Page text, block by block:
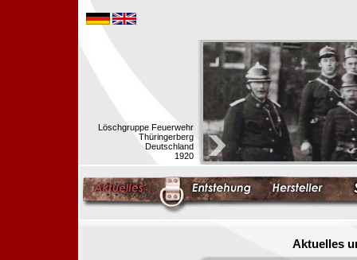
Löschgruppe Feuerwehr
Thüringerberg
Deutschland
1920
Aktuelles